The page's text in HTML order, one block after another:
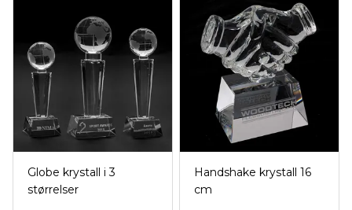
Globe krystall i 3
størrelser
Handshake krystall 16
cm